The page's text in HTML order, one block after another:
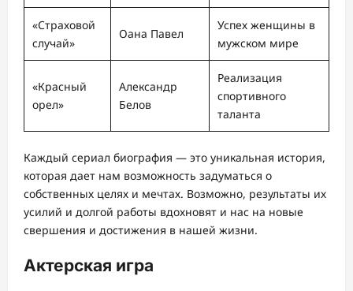
«Страховой
случай»
Оана Павел
Успех женщины в
мужском мире
«Красный
орел»
Александр
Белов
Реализация
спортивного
таланта
Каждый сериал биография — это уникальная история,
которая дает нам возможность задуматься о
собственных целях и мечтах. Возможно, результаты их
усилий и долгой работы вдохновят и нас на новые
свершения и достижения в нашей жизни.
Актерская игра